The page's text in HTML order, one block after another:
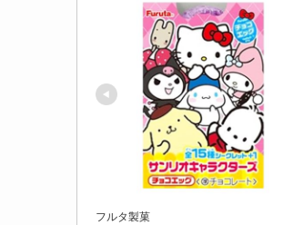
フルタ製菓